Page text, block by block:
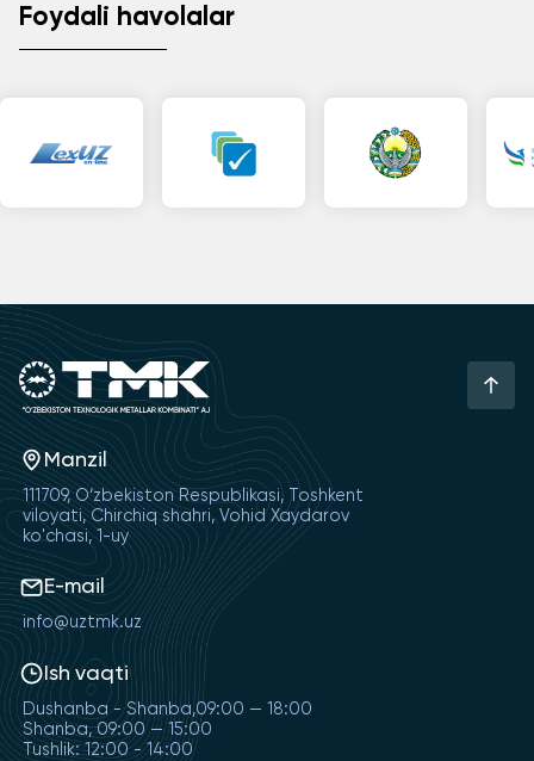
Foydali havolalar
Manzil
111709, O‘zbekiston Respublikasi, Toshkent
viloyati, Chirchiq shahri, Vohid Xaydarov
ko'chasi, 1-uy
E-mail
info@uztmk.uz
Ish vaqti
Dushanba - Shanba,09:00 — 18:00
Shanba, 09:00 — 15:00
Tushlik: 12:00 - 14:00